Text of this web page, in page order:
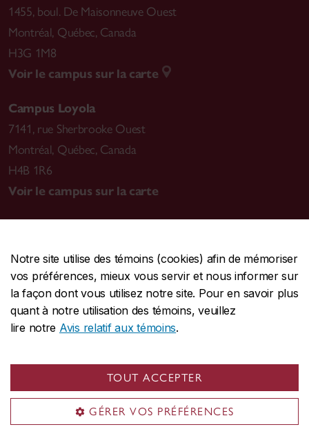
Notre site utilise des témoins (cookies) afin de mémoriser
vos préférences, mieux vous servir et nous informer sur
la façon dont vous utilisez notre site. Pour en savoir plus
quant à notre utilisation des témoins, veuillez
lire notre Avis relatif aux témoins.
TOUT ACCEPTER
GÉRER VOS PRÉFÉRENCES
1455, boul. De Maisonneuve Ouest
Montréal, Québec, Canada
H3G 1M8
Voir le campus sur la carte
Campus Loyola
7141, rue Sherbrooke Ouest
Montréal, Québec, Canada
H4B 1R6
Voir le campus sur la carte
CENTRALE514-848-2424
URGENCE514-848-3717
Protection et prévention | Accessibilité | Confidentialité
Conditions d'utilisation |
© Université Concordia. Montréal, QC, Canada